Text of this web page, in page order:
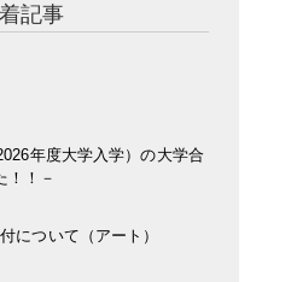
記事
年度大学入学）の大学合
！！－
について（アート）